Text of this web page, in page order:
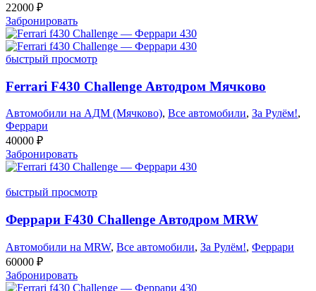
22000 ₽
Забронировать
быстрый просмотр
Ferrari F430 Challenge Автодром Мячково
Автомобили на АДМ (Мячково), Все автомобили, За Рулём!,
Феррари
40000 ₽
Забронировать
быстрый просмотр
Феррари F430 Challenge Автодром MRW
Автомобили на MRW, Все автомобили, За Рулём!, Феррари
60000 ₽
Забронировать